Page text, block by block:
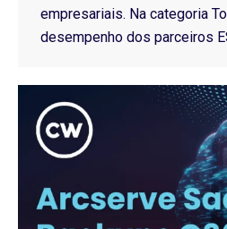
empresariais. Na categoria
desempenho dos parceiros